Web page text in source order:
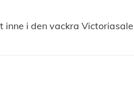
i den vackra